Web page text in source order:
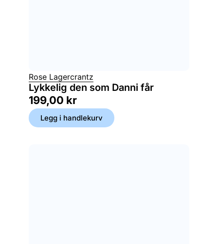
Rose Lagercrantz
Lykkelig den som Danni får
199,00 kr
Legg i handlekurv